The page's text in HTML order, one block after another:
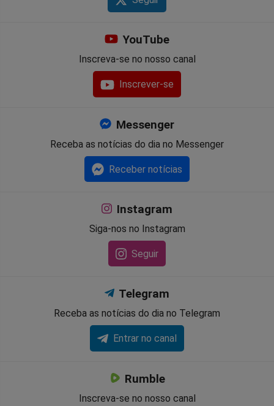
YouTube
Inscreva-se no nosso canal
Inscrever-se
Messenger
Receba as notícias do dia no Messenger
Receber notícias
Instagram
Siga-nos no Instagram
Seguir
Telegram
Receba as notícias do dia no Telegram
Entrar no canal
Rumble
Inscreva-se no nosso canal